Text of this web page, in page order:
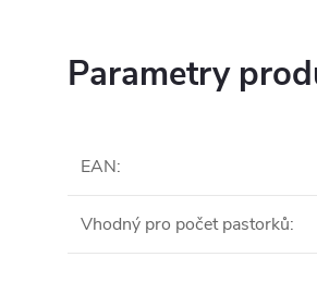
Parametry
EAN:
Vhodný pro počet pastorků: